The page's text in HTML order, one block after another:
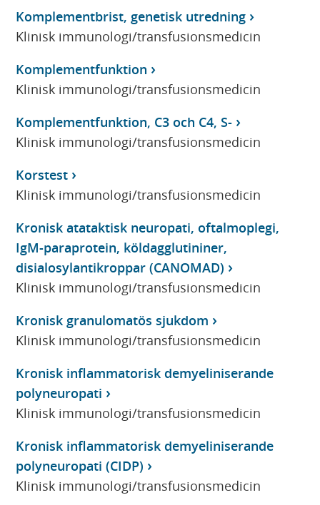
Komplementbrist, genetisk utredning
Klinisk immunologi/transfusionsmedicin
Komplementfunktion
Klinisk immunologi/transfusionsmedicin
Komplementfunktion, C3 och C4, S-
Klinisk immunologi/transfusionsmedicin
Korstest
Klinisk immunologi/transfusionsmedicin
Kronisk atataktisk neuropati, oftalmoplegi,
IgM-paraprotein, köldagglutininer,
disialosylantikroppar (CANOMAD)
Klinisk immunologi/transfusionsmedicin
Kronisk granulomatös sjukdom
Klinisk immunologi/transfusionsmedicin
Kronisk inflammatorisk demyeliniserande
polyneuropati
Klinisk immunologi/transfusionsmedicin
Kronisk inflammatorisk demyeliniserande
polyneuropati (CIDP)
Klinisk immunologi/transfusionsmedicin